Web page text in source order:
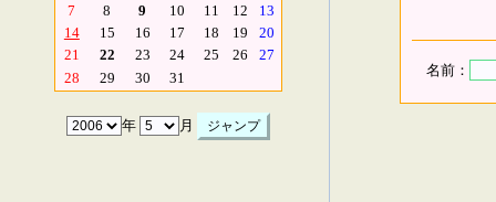
7
8 9 10 11 12
13
14
15 16 17 18 19
20
21
22 23 24 25 26
27
28
29 30 31
年 月
名前：